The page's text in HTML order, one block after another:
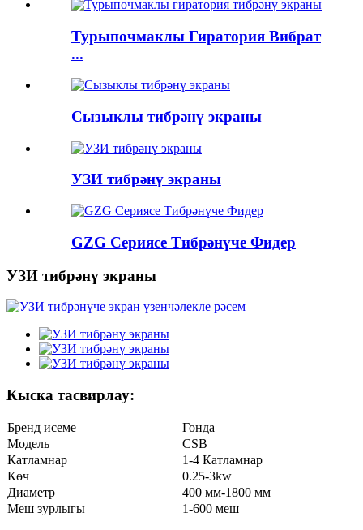
Турыпочмаклы Гиратория Вибрат
...
Сызыклы тибрәнү экраны
УЗИ тибрәнү экраны
GZG Сериясе Тибрәнүче Фидер
УЗИ тибрәнү экраны
Кыска тасвирлау:
Бренд исеме
Гонда
Модель
CSB
Катламнар
1-4 Катламнар
Көч
0.25-3kw
Диаметр
400 мм-1800 мм
Меш зурлыгы
1-600 меш